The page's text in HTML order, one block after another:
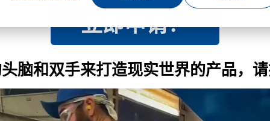
立即申请！
脑和双手来打造现实世界的产品，